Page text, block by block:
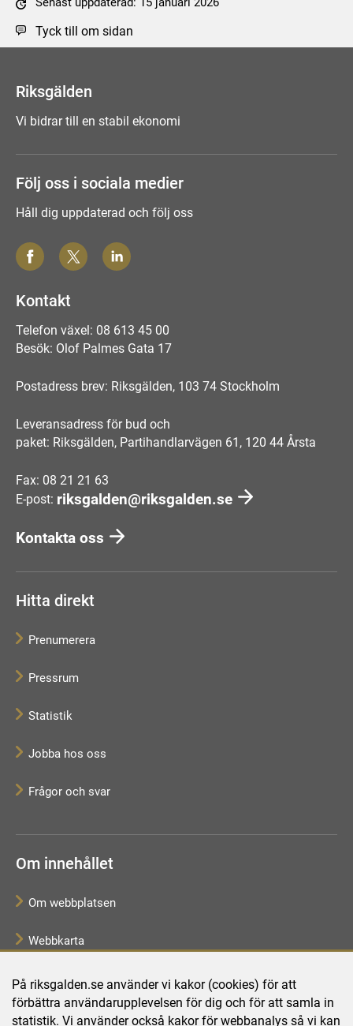
På riksgalden.se använder vi kakor (cookies) för att
förbättra användarupplevelsen för dig och för att samla in
statistik. Vi använder också kakor för webbanalys så vi kan
Tyck till om sidan
Riksgälden
Vi bidrar till en stabil ekonomi
Följ oss i sociala medier
Håll dig uppdaterad och följ oss
Kontakt
Telefon växel: 08 613 45 00
Besök: Olof Palmes Gata 17
Postadress brev: Riksgälden, 103 74 Stockholm
Leveransadress för bud och
paket: Riksgälden, Partihandlarvägen 61, 120 44 Årsta
Fax: 08 21 21 63
E-post: riksgalden@riksgalden.se
Kontakta oss
Hitta direkt
Prenumerera
Pressrum
Statistik
Jobba hos oss
Frågor och svar
Om innehållet
Om webbplatsen
Webbkarta
Tillgänglighetsredogörelse
Behandling av personuppgifter